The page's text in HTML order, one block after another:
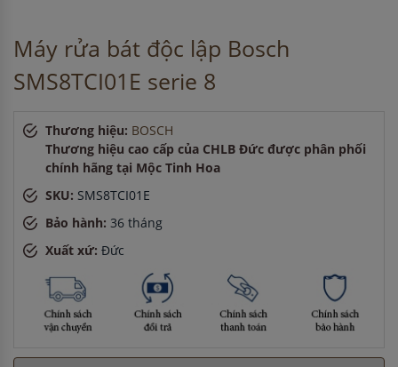
Anh Hào-ở Hà Nội đã đặt lò vi sóng cách đây 2 giờ
Chị Hà- ở TP. Hồ Chí Minh đã mua máy sấy bát cách đây 45
phút
Máy rửa bát độc lập Bosch
SMS8TCI01E serie 8
Thương hiệu: BOSCH
Thương hiệu cao cấp của CHLB Đức được phân phối
chính hãng tại Mộc Tinh Hoa
SKU: SMS8TCI01E
Bảo hành: 36 tháng
Xuất xứ: Đức